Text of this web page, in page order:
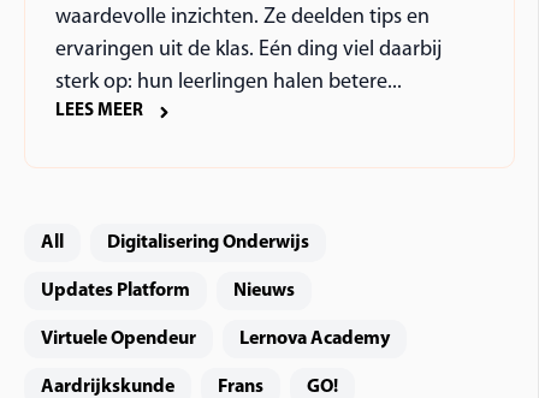
waardevolle inzichten. Ze deelden tips en
ervaringen uit de klas. Eén ding viel daarbij
sterk op: hun leerlingen halen betere...
LEES MEER
All Digitalisering Onderwijs
Updates Platform Nieuws
Virtuele Opendeur Lernova Academy
Aardrijkskunde Frans GO!